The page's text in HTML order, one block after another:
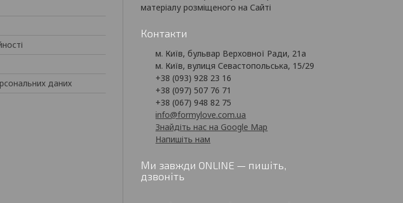
даних
матеріалу розміщеного на Сайті
Контакти
м. Київ, бульвар Верховної Ради, 21а
м. Київ, вулиця Севастопольська, 15/29
+38 (093) 928 23 16
+38 (097) 507 76 71
+38 (067) 948 82 75
info@formylove.com.ua
Знайдіть нас на Google Map
Напишіть нам
Ми завжди ONLINE — пишіть,
дзвоніть